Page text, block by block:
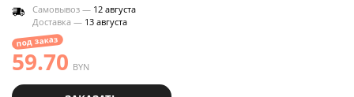
Самовывоз — 12 августа
Доставка — 13 августа
под заказ
59.70 BYN